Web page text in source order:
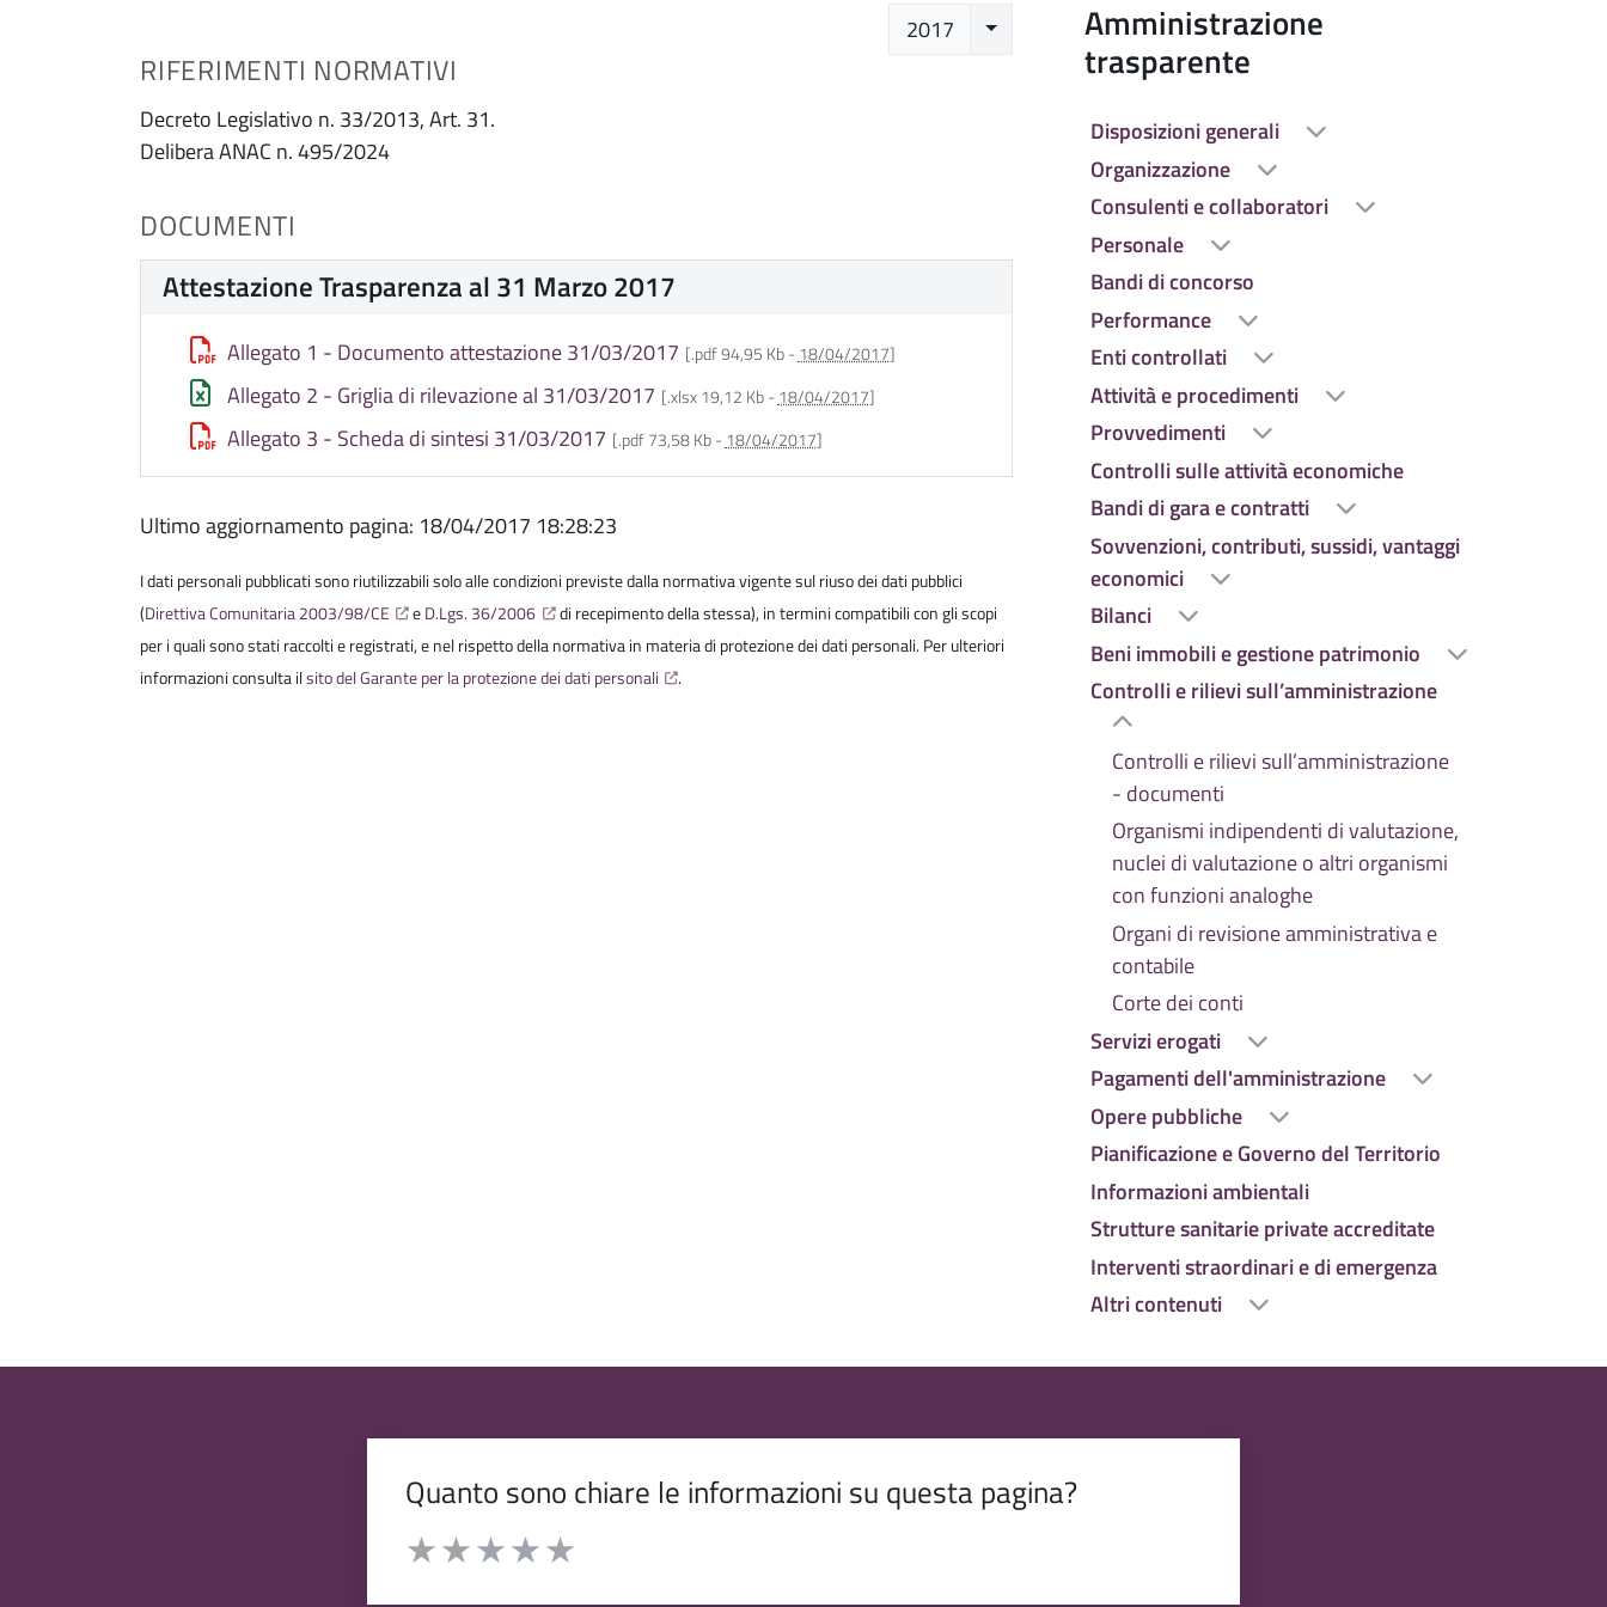
2017 Seleziona l'anno
RIFERIMENTI NORMATIVI
Decreto Legislativo n. 33/2013, Art. 31.
Delibera ANAC n. 495/2024
DOCUMENTI
Attestazione Trasparenza al 31 Marzo 2017
Allegato 1 - Documento attestazione 31/03/2017 [.pdf 94,95 Kb - 18/04/2017]
Allegato 2 - Griglia di rilevazione al 31/03/2017 [.xlsx 19,12 Kb - 18/04/2017]
Allegato 3 - Scheda di sintesi 31/03/2017 [.pdf 73,58 Kb - 18/04/2017]
Ultimo aggiornamento pagina: 18/04/2017 18:28:23
I dati personali pubblicati sono riutilizzabili solo alle condizioni previste dalla normativa vigente sul riuso dei dati pubblici
(Direttiva Comunitaria 2003/98/CE eD.Lgs. 36/2006
di recepimento della stessa), in termini compatibili con gli scopi
per i quali sono stati raccolti e registrati, e nel rispetto della normativa in materia di protezione dei dati personali. Per ulteriori
informazioni consulta ilsito del Garante per la protezione dei dati personali .
Amministrazione
trasparente
Disposizioni generali
Organizzazione
Consulenti e collaboratori
Personale
Bandi di concorso
Performance
Enti controllati
Attività e procedimenti
Provvedimenti
Controlli sulle attività economiche
Bandi di gara e contratti
Sovvenzioni, contributi, sussidi, vantaggi
economici
Bilanci
Beni immobili e gestione patrimonio
Controlli e rilievi sull’amministrazione
Controlli e rilievi sull’amministrazione
- documenti
Organismi indipendenti di valutazione,
nuclei di valutazione o altri organismi
con funzioni analoghe
Organi di revisione amministrativa e
contabile
Corte dei conti
Servizi erogati
Pagamenti dell'amministrazione
Opere pubbliche
Pianificazione e Governo del Territorio
Informazioni ambientali
Strutture sanitarie private accreditate
Interventi straordinari e di emergenza
Altri contenuti
Quanto sono chiare le informazioni su questa pagina?
Valuta da 1 a 5 stelle la pagina